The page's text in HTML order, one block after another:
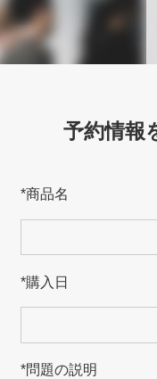
予約情報
*商品名
*購入日
*問題の説明